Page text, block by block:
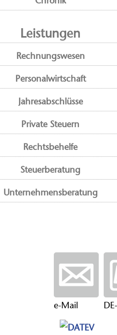
Leistungen
Rechnungswesen
Personalwirtschaft
Jahresabschlüsse
Private Steuern
Rechtsbehelfe
Steuerberatung
Unternehmensberatung
e-Mail